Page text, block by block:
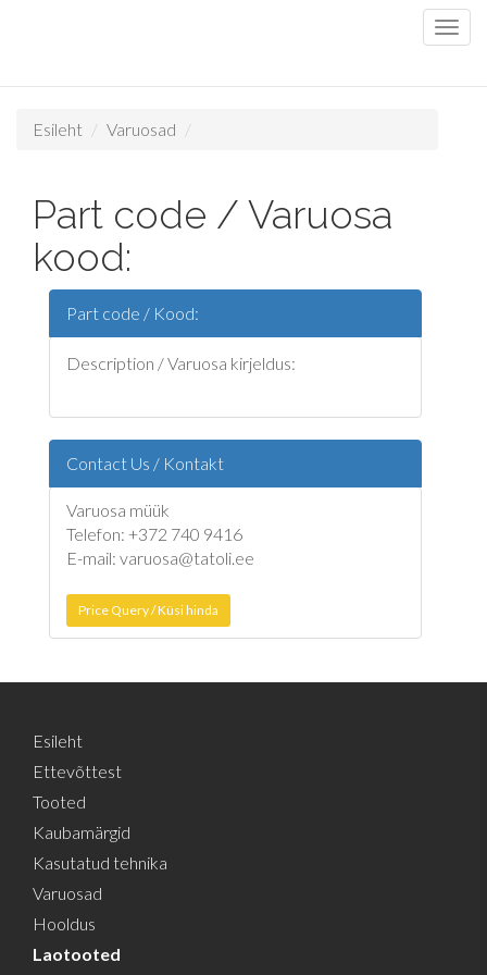
Esileht Varuosad
Part code / Varuosa
kood:
Part code / Kood:
Description / Varuosa kirjeldus:
Contact Us / Kontakt
Varuosa müük
Telefon: +372 740 9416
E-mail: varuosa@tatoli.ee
Price Query / Küsi hinda
Esileht
Ettevõttest
Tooted
Kaubamärgid
Kasutatud tehnika
Varuosad
Hooldus
Laotooted